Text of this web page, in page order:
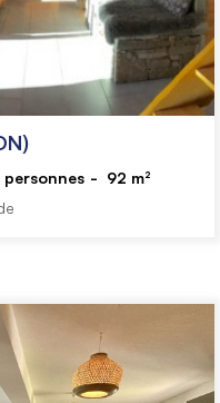
personnes 92 m²